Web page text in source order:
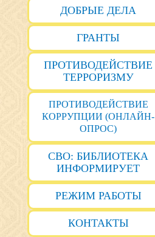
ДОБРЫЕ ДЕЛА
ГРАНТЫ
ПРОТИВОДЕЙСТВИЕ
ТЕРРОРИЗМУ
ПРОТИВОДЕЙСТВИЕ
КОРРУПЦИИ (ОНЛАЙН-
ОПРОС)
СВО: БИБЛИОТЕКА
ИНФОРМИРУЕТ
РЕЖИМ РАБОТЫ
КОНТАКТЫ